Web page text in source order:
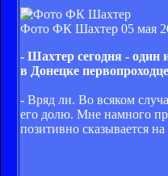
Фото ФК Шахтер 05 мая
- Шахтер сегодня - один
в Донецке
- Вряд ли. Во всяком
его долю. Мне намного
позитивно сказывается на